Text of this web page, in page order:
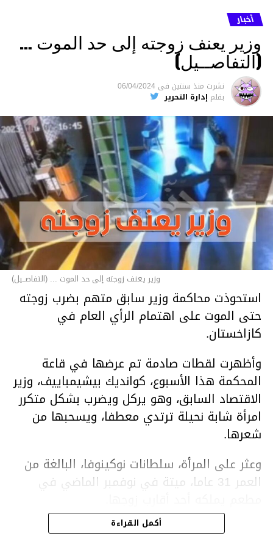
أخبار
وزير يعنف زوجته إلى حد الموت …
(التفاصــيل)
نشرت منذ سنتين فى 06/04/2024
بقلم إدارة التحرير
وزير يعنف زوجته إلى حد الموت ... (التفاصــيل)
استحوذت محاكمة وزير سابق متهم بضرب زوجته
حتى الموت على اهتمام الرأي العام في
كازاخستان.
وأظهرت لقطات صادمة تم عرضها في قاعة
المحكمة هذا الأسبوع، كوانديك بيشيمباييف، وزير
الاقتصاد السابق، وهو يركل ويضرب بشكل متكرر
امرأة شابة نحيلة ترتدي معطفا، ويسحبها من
شعرها.
وعثر على المرأة، سلطانات نوكينوفا، البالغة من
العمر 31 عاما، ميتة في نوفمبر الماضي في
ووفقا لتقرير الطبيب الشرعي، توفيت نوكينوفا
أكمل القراءة